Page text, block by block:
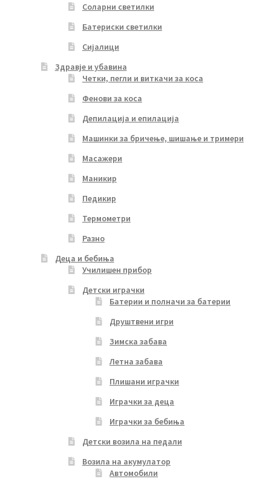
Соларни светилки
Батериски светилки
Сијалици
Здравје и убавина
Четки, пегли и виткачи за коса
Фенови за коса
Депилација и епилација
Машинки за бричење, шишање и тримери
Масажери
Маникир
Педикир
Термометри
Разно
Деца и бебиња
Училишен прибор
Детски играчки
Батерии и полначи за батерии
Друштвени игри
Зимска забава
Летна забава
Плишани играчки
Играчки за деца
Играчки за бебиња
Детски возила на педали
Возила на акумулатор
Автомобили